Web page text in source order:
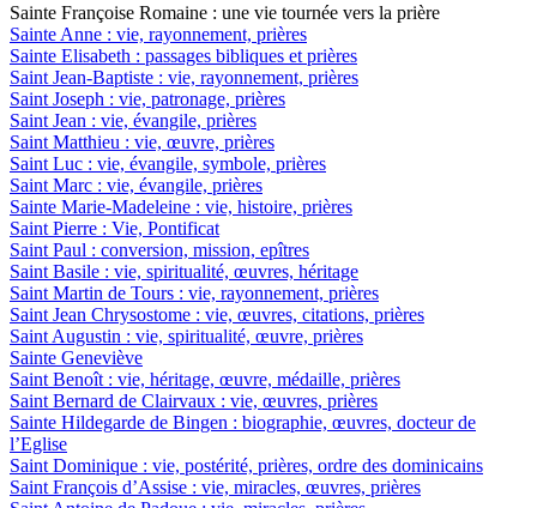
Sainte Françoise Romaine : une vie tournée vers la prière
Sainte Anne : vie, rayonnement, prières
Sainte Elisabeth : passages bibliques et prières
Saint Jean-Baptiste : vie, rayonnement, prières
Saint Joseph : vie, patronage, prières
Saint Jean : vie, évangile, prières
Saint Matthieu : vie, œuvre, prières
Saint Luc : vie, évangile, symbole, prières
Saint Marc : vie, évangile, prières
Sainte Marie-Madeleine : vie, histoire, prières
Saint Pierre : Vie, Pontificat
Saint Paul : conversion, mission, epîtres
Saint Basile : vie, spiritualité, œuvres, héritage
Saint Martin de Tours : vie, rayonnement, prières
Saint Jean Chrysostome : vie, œuvres, citations, prières
Saint Augustin : vie, spiritualité, œuvre, prières
Sainte Geneviève
Saint Benoît : vie, héritage, œuvre, médaille, prières
Saint Bernard de Clairvaux : vie, œuvres, prières
Sainte Hildegarde de Bingen : biographie, œuvres, docteur de
l’Eglise
Saint Dominique : vie, postérité, prières, ordre des dominicains
Saint François d’Assise : vie, miracles, œuvres, prières